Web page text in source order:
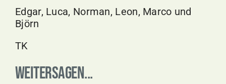
Edgar, Luca, Norman, Leon, Marco und
Björn
TK
Weitersagen...